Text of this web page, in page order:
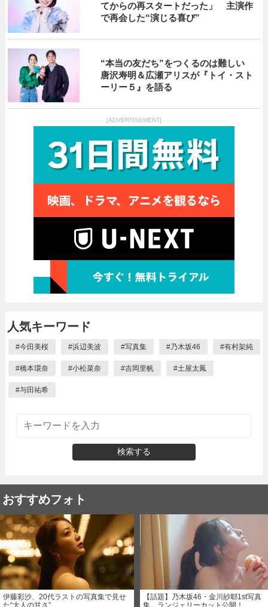
てからの再スタートだった」 主演作
で再会した“演じる喜び”
“本当の友だち”をつくるのは難しい
唐沢寿明＆広瀬アリスが『トイ・スト
ーリー５』を語る
[ADVERTISEMENT]
人気キーワード
#今田美桜 #浜辺美波 #写真集 #乃木坂46 #有村架純
#橋本環奈 #小松菜奈 #吉岡里帆 #土屋太鳳
#与田祐希
検索する
おすすめフォト
伊藤彩沙、20代ラストの写真集で見せ
【話題】乃木坂46・金川紗耶1st写真